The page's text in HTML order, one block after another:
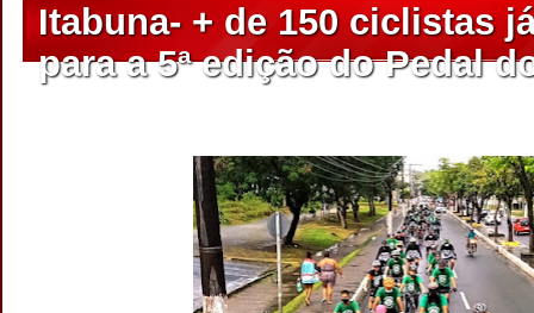
Itabuna- + de 150 ciclistas
para a 5ª edição do Pedal